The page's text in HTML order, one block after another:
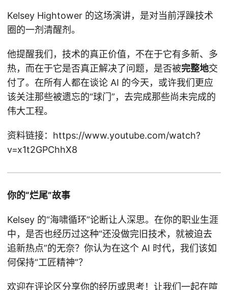
Kelsey Hightower 的这场演讲，是对当前浮躁技术
圈的一剂清醒剂。
他提醒我们，技术的真正价值，不在于它有多新、多
热，而在于它是否真正解决了问题，是否被完整地交
付了。在所有人都在谈论 AI 的今天，或许我们更应
该关注那些被遗忘的“球门”，去完成那些尚未完成的
伟大工程。
资料链接：https://www.youtube.com/watch?
v=x1t2GPChhX8
你的“烂尾”故事
Kelsey 的“海啸循环”论断让人深思。在你的职业生涯
中，是否也经历过这种“还没做完旧技术，就被迫去
追新热点”的无奈？你认为在这个 AI 时代，我们该如
何保持“工匠精神”？
欢迎在评论区分享你的经历或思考！让我们一起在喧